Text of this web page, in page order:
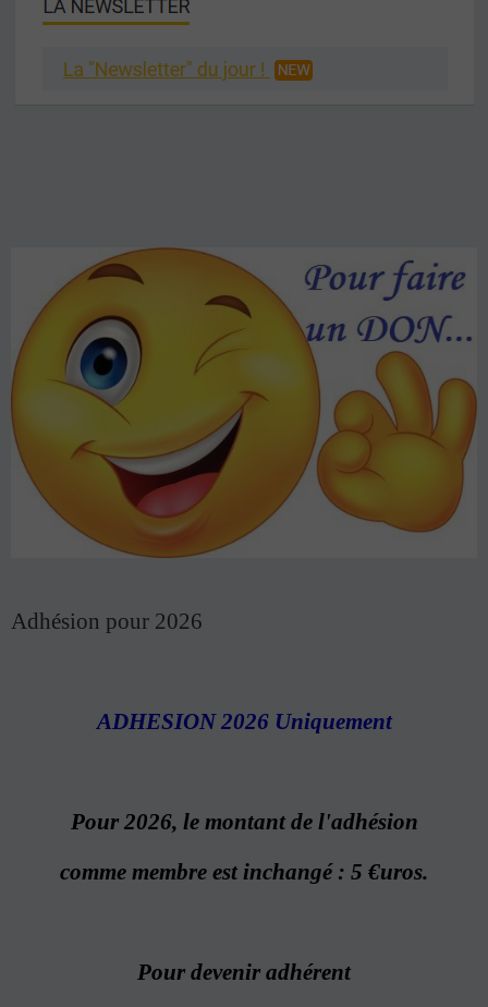
Adhésion pour 2026
ADHESION 2026 Uniquement
Pour 2026, le montant de l'adhésion
comme membre est inchangé : 5 €uros.
Pour devenir adhérent